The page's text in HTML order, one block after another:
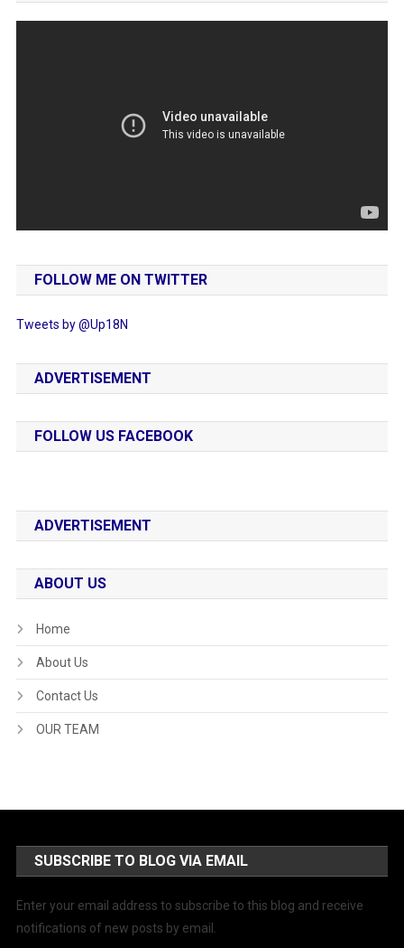
FOLLOW ME ON TWITTER
Tweets by @Up18N
ADVERTISEMENT
FOLLOW US FACEBOOK
ADVERTISEMENT
ABOUT US
Home
About Us
Contact Us
OUR TEAM
SUBSCRIBE TO BLOG VIA EMAIL
Enter your email address to subscribe to this blog and receive
notifications of new posts by email.